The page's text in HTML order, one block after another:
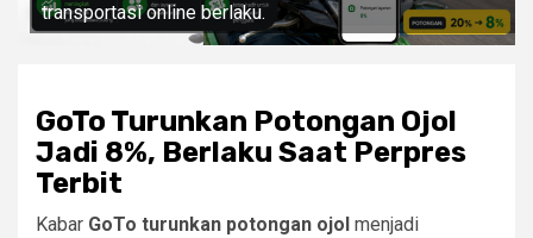
transportasi online berlaku.
GoTo Turunkan Potongan Ojol
Jadi 8%, Berlaku Saat Perpres
Terbit
Kabar GoTo turunkan potongan ojol menjadi